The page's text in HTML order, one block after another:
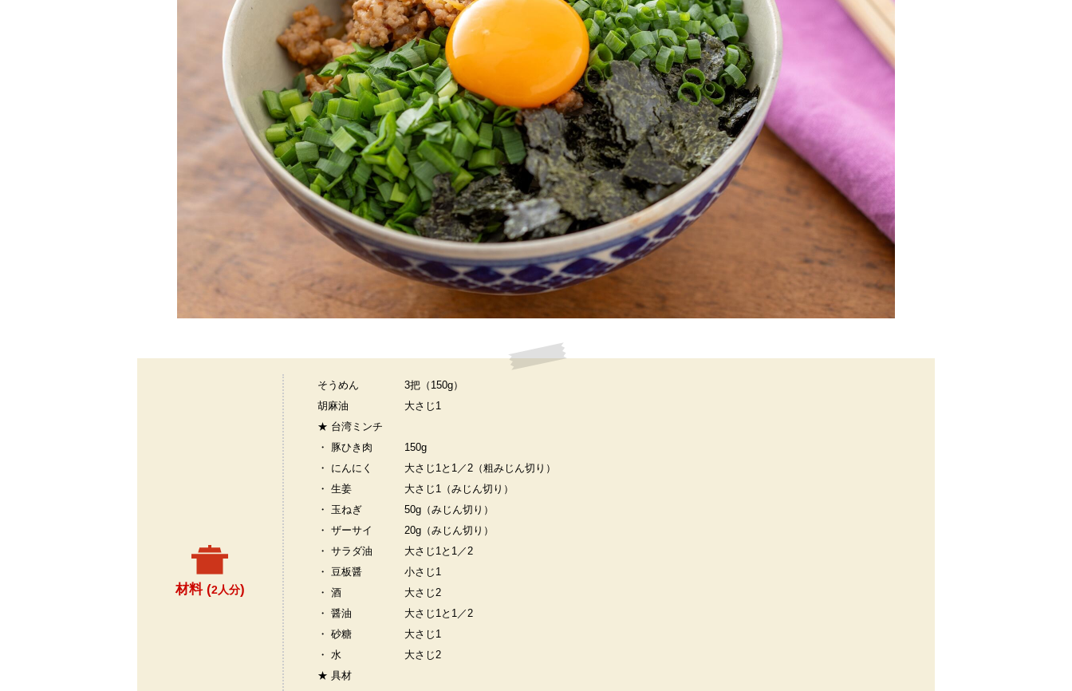
材料 (2人分)
そうめん
3把（150g）
胡麻油
大さじ1
★ 台湾ミンチ
・ 豚ひき肉
150g
・ にんにく
大さじ1と1／2（粗みじん切り）
・ 生姜
大さじ1（みじん切り）
・ 玉ねぎ
50g（みじん切り）
・ ザーサイ
20g（みじん切り）
・ サラダ油
大さじ1と1／2
・ 豆板醤
小さじ1
・ 酒
大さじ2
・ 醤油
大さじ1と1／2
・ 砂糖
大さじ1
・ 水
大さじ2
★ 具材